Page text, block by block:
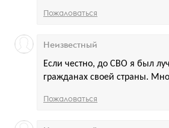
Пожаловаться
Если честно, до СВО я был
гражданах своей страны.
Неизвестный
Пожаловаться